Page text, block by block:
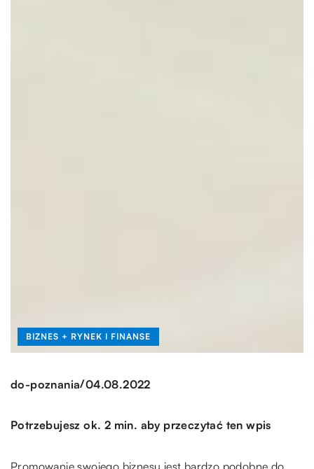
BIZNES + RYNEK I FINANSE
do-poznania/04.08.2022
Potrzebujesz ok. 2 min. aby przeczytać ten wpis